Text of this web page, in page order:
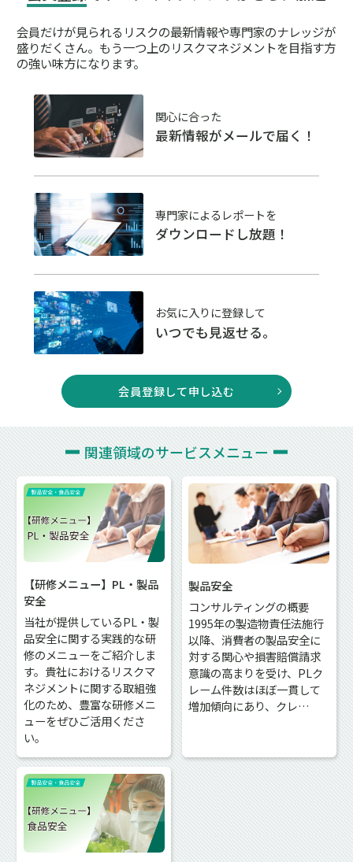
会員だけが見られるリスクの最新情報や専門家のナレッジが
盛りだくさん。 もう一つ上のリスクマネジメントを目指す方
の強い味方になります。
関心に合った
最新情報がメールで届く！
専門家によるレポートを
ダウンロードし放題！
お気に入りに登録して
いつでも見返せる。
会員登録して申し込む
関連領域のサービスメニュー
【研修メニュー】PL・製品
安全
当社が提供しているPL・製
品安全に関する実践的な研
修のメニューをご紹介しま
す。貴社におけるリスクマ
ネジメントに関する取組強
化のため、豊富な研修メニ
ューをぜひご活用くださ
い。
製品安全
コンサルティングの概要
1995年の製造物責任法施行
以降、消費者の製品安全に
対する関心や損害賠償請求
意識の高まりを受け、PLク
レーム件数はほぼ一貫して
増加傾向にあり、クレ…